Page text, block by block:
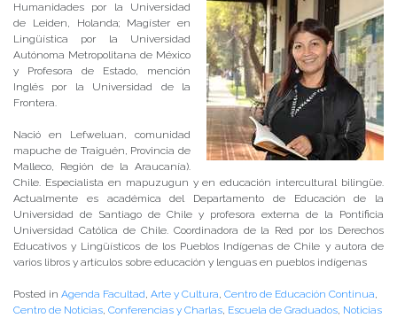
Humanidades por la Universidad
de Leiden, Holanda; Magíster en
Lingüística por la Universidad
Autónoma Metropolitana de México
y Profesora de Estado, mención
Inglés por la Universidad de la
Frontera.
Nació en Lefweluan, comunidad
mapuche de Traiguén, Provincia de
Malleco, Región de la Araucanía).
Chile. Especialista en mapuzugun y en educación intercultural bilingüe.
Actualmente es académica del Departamento de Educación de la
Universidad de Santiago de Chile y profesora externa de la Pontificia
Universidad Católica de Chile. Coordinadora de la Red por los Derechos
Educativos y Lingüísticos de los Pueblos Indígenas de Chile y autora de
varios libros y artículos sobre educación y lenguas en pueblos indígenas
Posted in Agenda Facultad, Arte y Cultura, Centro de Educación Continua,
Centro de Noticias, Conferencias y Charlas, Escuela de Graduados, Noticias